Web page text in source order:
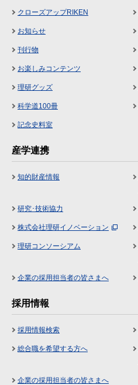
クローズアップRIKEN
お知らせ
刊行物
お楽しみコンテンツ
理研グッズ
科学道100冊
記念史料室
産学連携
知的財産情報
研究･技術協力
株式会社理研イノベーション
理研コンソーシアム
企業の採用担当者の皆さまへ
採用情報
採用情報検索
総合職を希望する方へ
企業の採用担当者の皆さまへ